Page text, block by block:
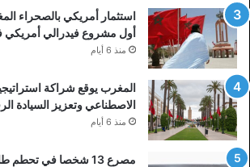
استثمار أمريكي بالصحراء
أول مشروع فيدرالي أمريكي في
منذ 6 أيام
المغرب يوقع شراكة
الاصطناعي وتعزيز السيادة
منذ 6 أيام
مصرع 13 شخصا في